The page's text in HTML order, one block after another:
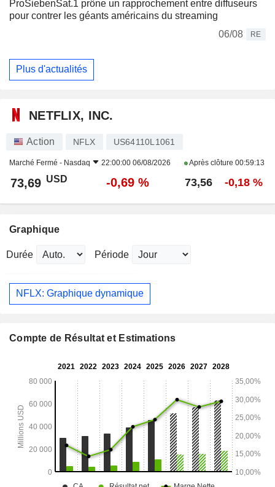
ProSiebenSat.1 prône un rapprochement entre diffuseurs
pour contrer les géants américains du streaming
06/08
RE
Plus d'actualités
NETFLIX, INC.
Action NFLX US64110L1061
Marché Fermé - Nasdaq 22:00:00 06/08/2026 Après clôture 00:59:13
73,69 USD -0,69 % 73,56 -0,18 %
Graphique
Durée Période
NFLX: Graphique dynamique
Compte de Résultat et Estimations